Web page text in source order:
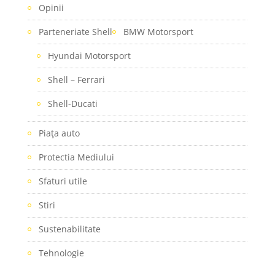
Opinii
Parteneriate Shell BMW Motorsport
Hyundai Motorsport
Shell – Ferrari
Shell-Ducati
Piaţa auto
Protectia Mediului
Sfaturi utile
Stiri
Sustenabilitate
Tehnologie